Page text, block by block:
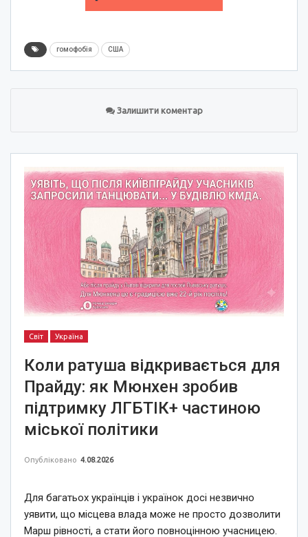
гомофобія США
Залишити коментар
Світ Україна
Коли ратуша відкривається для
Прайду: як Мюнхен зробив
підтримку ЛГБТІК+ частиною
міської політики
Опубліковано 4.08.2026
Для багатьох українців і українок досі незвично
уявити, що місцева влада може не просто дозволити
Марш рівності, а стати його повноцінною учасницею.